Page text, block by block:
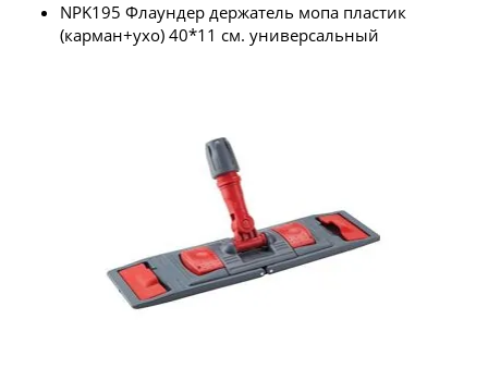
NPK195 Флаундер держатель мопа пластик
(карман+ухо) 40*11 см. универсальный